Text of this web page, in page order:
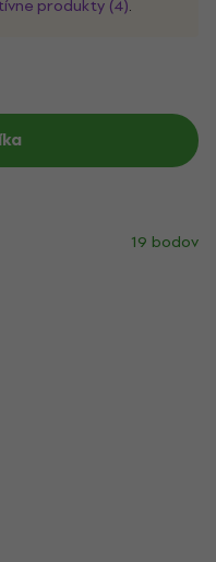
produkty (4).
19 bodov